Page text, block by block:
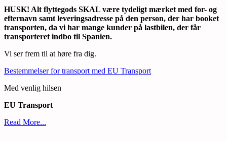
HUSK! Alt flyttegods SKAL være tydeligt mærket med for- og
efternavn samt leveringsadresse på den person, der har booket
transporten, da vi har mange kunder på lastbilen, der får
transporteret indbo til Spanien.
Vi ser frem til at høre fra dig.
Bestemmelser for transport med EU Transport
Med venlig hilsen
EU Transport
Read More...